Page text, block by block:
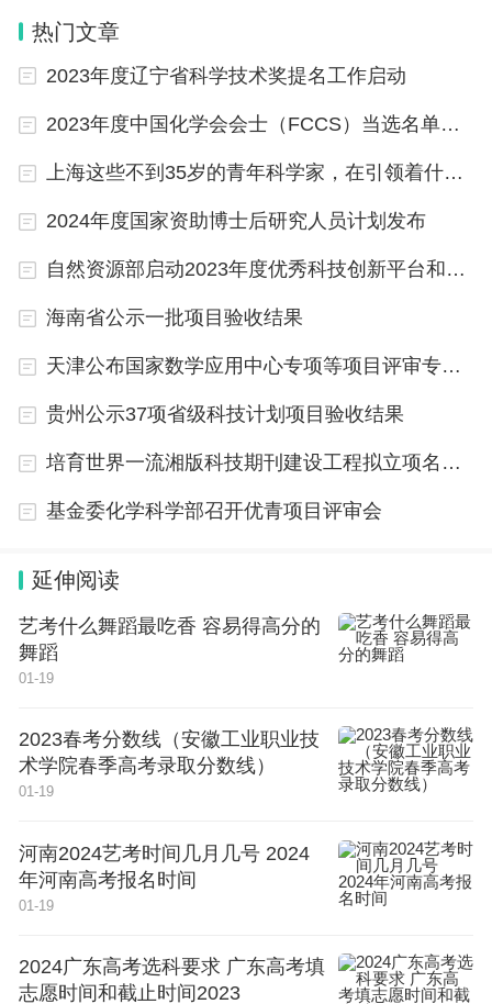
热门文章
2023年度辽宁省科学技术奖提名工作启动
2023年度中国化学会会士（FCCS）当选名单公布
上海这些不到35岁的青年科学家，在引领着什么？
2024年度国家资助博士后研究人员计划发布
自然资源部启动2023年度优秀科技创新平台和优秀青年科技人才推荐工作
海南省公示一批项目验收结果
天津公布国家数学应用中心专项等项目评审专家名单
贵州公示37项省级科技计划项目验收结果
培育世界一流湘版科技期刊建设工程拟立项名单公布
基金委化学科学部召开优青项目评审会
延伸阅读
艺考什么舞蹈最吃香 容易得高分的
舞蹈
01-19
2023春考分数线（安徽工业职业技
术学院春季高考录取分数线）
01-19
河南2024艺考时间几月几号 2024
年河南高考报名时间
01-19
2024广东高考选科要求 广东高考填
志愿时间和截止时间2023